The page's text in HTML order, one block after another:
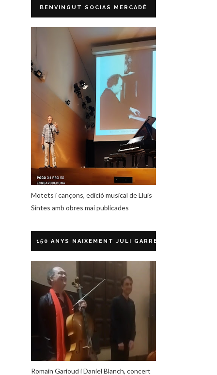
BENVINGUT SOCIAS MERCADÉ
Motets i cançons, edició musical de Lluís
Sintes amb obres mai publicades
150 ANYS NAIXEMENT JULI GARRETA
Romain Garioud i Daniel Blanch, concert